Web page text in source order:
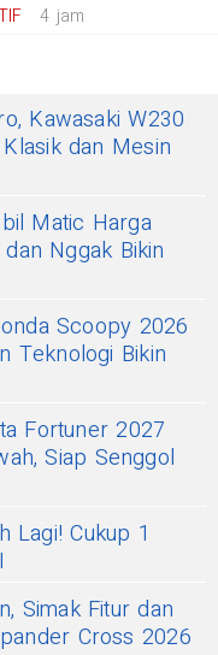
4 jam
Kawasaki W230
dan Mesin
Matic Harga
Nggak Bikin
Scoopy 2026
Teknologi Bikin
Fortuner 2027
Siap Senggol
Lagi! Cukup 1
Simak Fitur dan
Cross 2026